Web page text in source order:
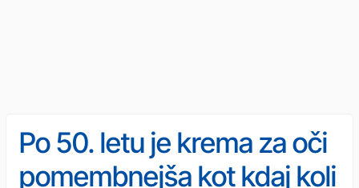
Po 50. letu je krema za oči
pomembnejša kot kdaj koli